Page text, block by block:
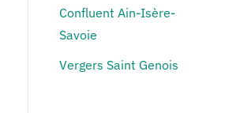
Confluent Ain-Isère-
Savoie
Vergers Saint Genois